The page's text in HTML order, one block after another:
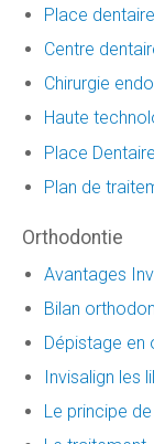
Place
Centre
Chirurgie
Haute
Place Dentaire
Plan de
Orthodontie
Avantages
Bilan
Dépistage en
Invisalign les
Le principe